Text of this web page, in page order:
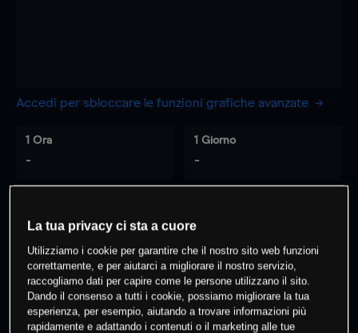
Accedi per sbloccare le funzioni grafiche avanzate
1 Ora
-
1 Giorno
-
- -
0% dei clienti hanno posizionisu
questo prodotto
La tua privacy ci sta a cuore
Utilizziamo i cookie per garantire che il nostro sito web funzioni
correttamente, e per aiutarci a migliorare il nostro servizio,
raccogliamo dati per capire come le persone utilizzano il sito.
Dando il consenso a tutti i cookie, possiamo migliorare la tua
esperienza, per esempio, aiutando a trovare informazioni più
rapidamente e adattando i contenuti o il marketing alle tue